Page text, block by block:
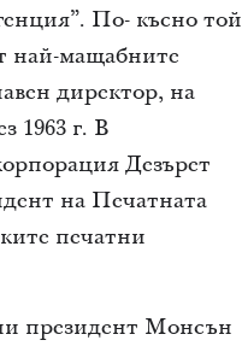
По- късно той
най-мащабните
директор, на
1963 г. В
Дезърет
на Печатната
печатни
президент Монсън